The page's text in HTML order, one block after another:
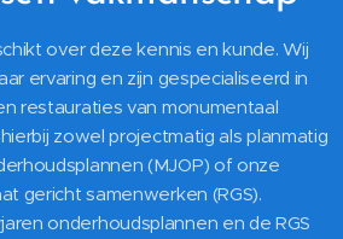
over deze kennis en kunde. Wij
ervaring en zijn gespecialiseerd in
restauraties van monumentaal
zowel projectmatig als planmatig
(MJOP) of onze
gericht samenwerken (RGS).
onderhoudsplannen en de RGS